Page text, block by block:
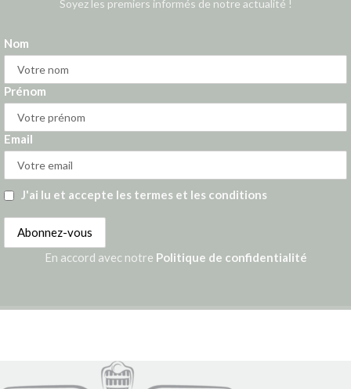
Soyez les premiers informés de notre actualité !
Nom
Prénom
Email
J'ai lu et accepte les termes et les conditions
En accord avec notre Politique de confidentialité